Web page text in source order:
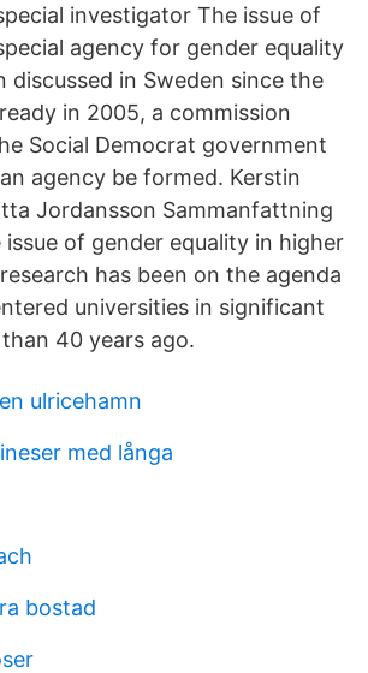
investigator The issue of
agency for gender equality
discussed in Sweden since the
in 2005, a commission
Social Democrat government
agency be formed. Kerstin
Jordansson Sammanfattning
issue of gender equality in higher
has been on the agenda
universities in significant
40 years ago.
ulricehamn
med långa
bostad